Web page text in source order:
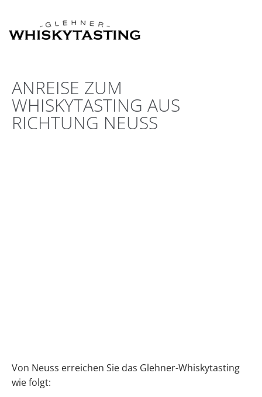
ANREISE ZUM
WHISKYTASTING AUS
RICHTUNG NEUSS
Von Neuss erreichen Sie das Glehner-Whiskytasting
wie folgt: